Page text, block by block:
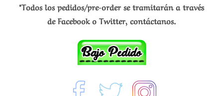
*Todos los pedidos/pre-order se tramitarán a través
de Facebook o Twitter, contáctanos.